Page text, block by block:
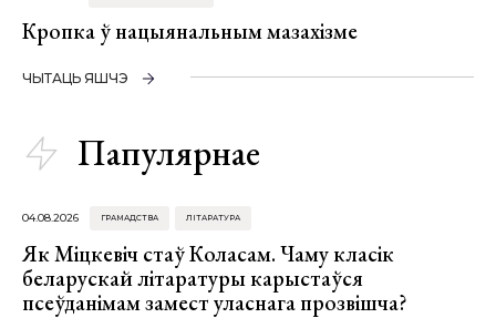
Кропка ў нацыянальным мазахізме
ЧЫТАЦЬ ЯШЧЭ
Папулярнае
04.08.2026 ГРАМАДСТВА ЛІТАРАТУРА
Як Міцкевіч стаў Коласам. Чаму класік
беларускай літаратуры карыстаўся
псеўданімам замест уласнага прозвішча?